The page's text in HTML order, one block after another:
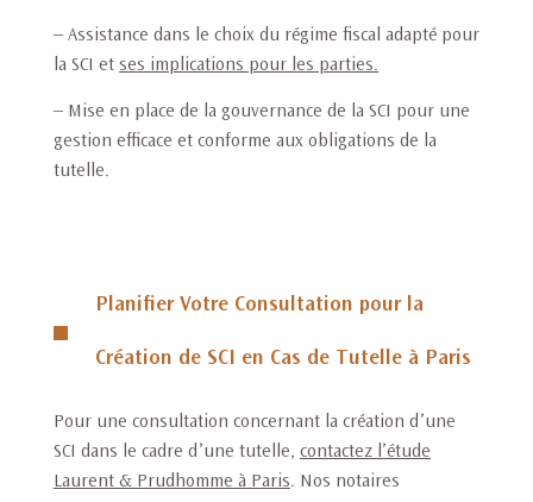
– Assistance dans le choix du régime fiscal adapté pour
la SCI et ses implications pour les parties.
– Mise en place de la gouvernance de la SCI pour une
gestion efficace et conforme aux obligations de la
tutelle.
Planifier Votre Consultation pour la
Création de SCI en Cas de Tutelle à Paris
Pour une consultation concernant la création d’une
SCI dans le cadre d’une tutelle, contactez l’étude
Laurent & Prudhomme à Paris. Nos notaires